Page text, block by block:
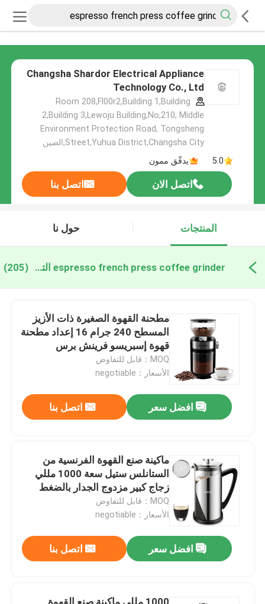
Changsha Shardor Electrical Appliance
Technology Co., Ltd
Room 208,Fl00r2,Building 1,Building
2,Building 3,Lewoju Building,No,210, Middle
Environment Protection Road, Tongsheng
Street,Yuhua District,Changsha City,الصين
5.0
يدقّق ممون
اتصل الان اتصل بنا
المنتجات حول نا
espresso french press coffee grinder التصنيع عبر الإنترنت (205)
مطحنة القهوة الصغيرة ذات الأزيز
المسطح 240 جرام 16 إعداد مطحنة
قهوة إسبريسو فرينش برس
MOQ：قابل للتفاوض
الأسعار：negotiable
افضل سعر اتصل بنا
ماكينة صنع القهوة الفرنسية من
الستانلس ستيل سعة 1000 مللي
زجاج كبير مزدوج الجدار بالضغط
الفرنسي
MOQ：قابل للتفاوض
الأسعار：negotiable
افضل سعر اتصل بنا
1000 مللي ماكينة صنع القهوة